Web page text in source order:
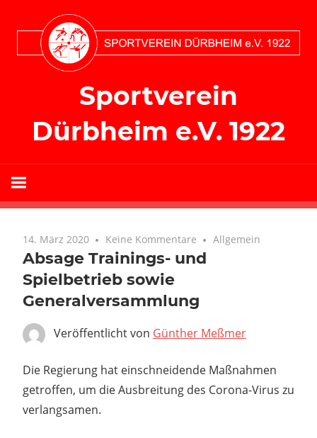
Inhalt
springen
Sportverein
Dürbheim e.V. 1922
14. März 2020 Keine Kommentare Allgemein
Absage Trainings- und
Spielbetrieb sowie
Generalversammlung
Veröffentlicht von Günther Meßmer
Die Regierung hat einschneidende Maßnahmen
getroffen, um die Ausbreitung des Corona-Virus zu
verlangsamen.